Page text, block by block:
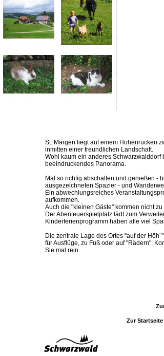
St. Märgen liegt auf einem Hohenrücken
inmitten einer freundlichen Landschaft.
Wohl kaum ein anderes Schwarzwalddorf
beeindruckendes Panorama.
Mal so richtig abschalten und genießen -
ausgezeichneten Spazier - und
Ein abwechlungsreiches
aufkommen.
Auch die "kleinen Gäste" kommen nicht zu
Der Abenteuerspielplatz lädt zum
Kinderferienprogramm haben alle viel
Die zentrale Lage des Ortes "auf der
für Ausflüge, zu Fuß oder auf "Rädern".
Sie mal rein.
Zur Startseite